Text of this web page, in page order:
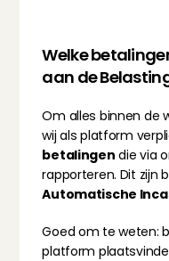
Welke
aan de
Om alles binnen de
wij als platform
betalingen die via
Automatische
Goed om te weten:
platform